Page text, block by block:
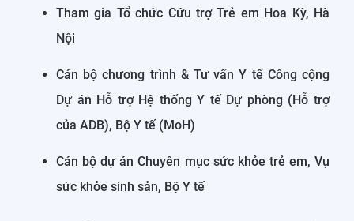
Tham gia Tổ chức Cứu trợ Trẻ em Hoa Kỳ, Hà
Nội
Cán bộ chương trình & Tư vấn Y tế Công cộng
Dự án Hỗ trợ Hệ thống Y tế Dự phòng (Hỗ trợ
của ADB), Bộ Y tế (MoH)
Cán bộ dự án Chuyên mục sức khỏe trẻ em, Vụ
sức khỏe sinh sản, Bộ Y tế